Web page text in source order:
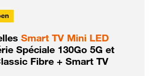
Smart TV Mini LED
Spéciale 130Go 5G et
Fibre + Smart TV